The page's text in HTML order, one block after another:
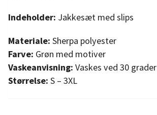
Indeholder: Jakkesæt med slips
Materiale: Sherpa polyester
Farve: Grøn med motiver
Vaskeanvisning: Vaskes ved 30 grader
Størrelse: S – 3XL